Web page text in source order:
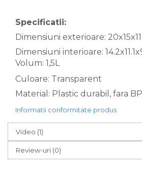
Specificatii:
Dimensiuni exterioare:
Dimensiuni interioare:
Volum: 1,5L
Culoare: Transparent
Material: Plastic durabil, fara
Informatii conformitate produs
Video (1)
Review-uri (0)